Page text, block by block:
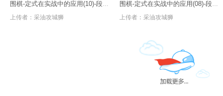
围棋-定式在实战中的应用(10)-段嵘讲解
上传者： 采油攻城狮
围棋-定式在实战中的应用(08)-段嵘讲解
上传者： 采油攻城狮